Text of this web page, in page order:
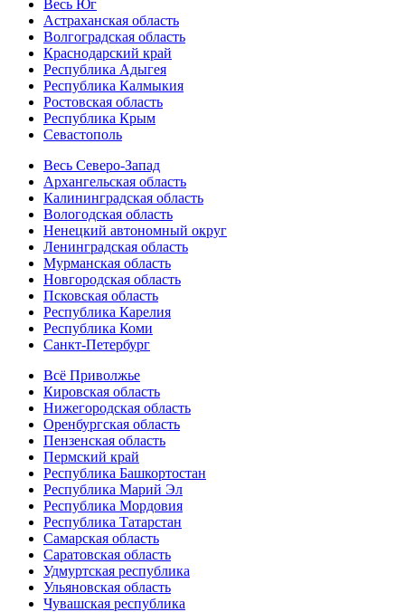
Весь Юг
Астраханская область
Волгоградская область
Краснодарский край
Республика Адыгея
Республика Калмыкия
Ростовская область
Республика Крым
Севастополь
Весь Северо-Запад
Архангельская область
Калининградская область
Вологодская область
Ненецкий автономный округ
Ленинградская область
Мурманская область
Новгородская область
Псковская область
Республика Карелия
Республика Коми
Санкт-Петербург
Всё Приволжье
Кировская область
Нижегородская область
Оренбургская область
Пензенская область
Пермский край
Республика Башкортостан
Республика Марий Эл
Республика Мордовия
Республика Татарстан
Самарская область
Саратовская область
Удмуртская республика
Ульяновская область
Чувашская республика